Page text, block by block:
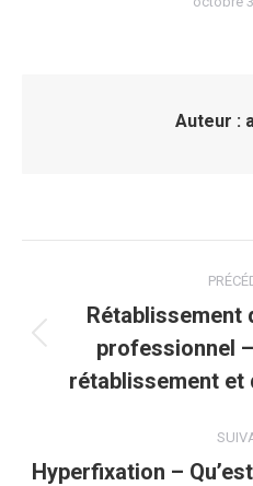
Auteur :
Rétablissement
professionnel
rétablissement
Hyperfixation –